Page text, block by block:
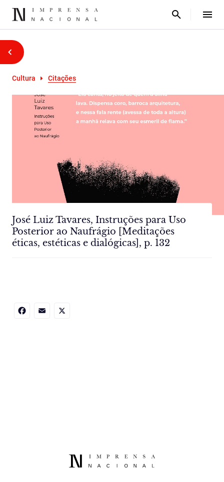
Cultura Citações
José Luiz Tavares, Instruções para Uso
Posterior ao Naufrágio [Meditações
éticas, estéticas e dialógicas], p. 132